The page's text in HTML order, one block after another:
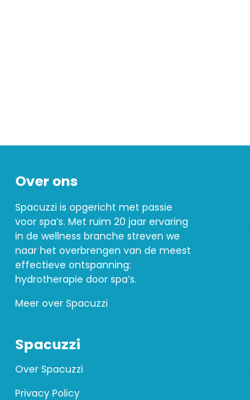
Over ons
Spacuzzi is opgericht met passie
voor spa’s. Met ruim 20 jaar ervaring
in de wellness branche streven we
naar het overbrengen van de meest
effectieve ontspanning:
hydrotherapie door spa’s.
Meer over Spacuzzi
Spacuzzi
Over Spacuzzi
Privacy Policy